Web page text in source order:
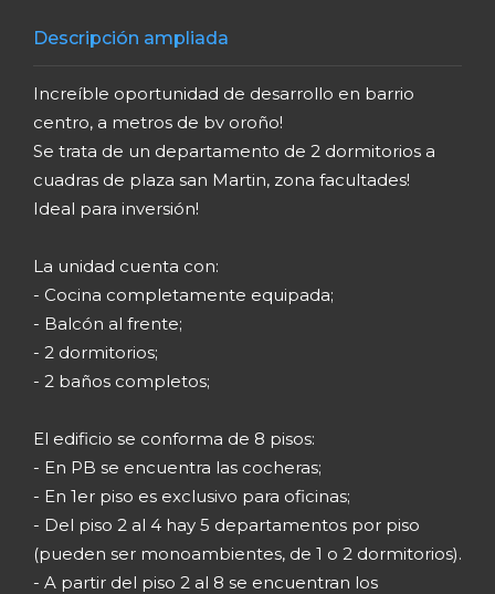
Descripción ampliada
Increíble oportunidad de desarrollo en barrio
centro, a metros de bv oroño!
Se trata de un departamento de 2 dormitorios a
cuadras de plaza san Martin, zona facultades!
Ideal para inversión!
La unidad cuenta con:
- Cocina completamente equipada;
- Balcón al frente;
- 2 dormitorios;
- 2 baños completos;
El edificio se conforma de 8 pisos:
- En PB se encuentra las cocheras;
- En 1er piso es exclusivo para oficinas;
- Del piso 2 al 4 hay 5 departamentos por piso
(pueden ser monoambientes, de 1 o 2 dormitorios).
- A partir del piso 2 al 8 se encuentran los